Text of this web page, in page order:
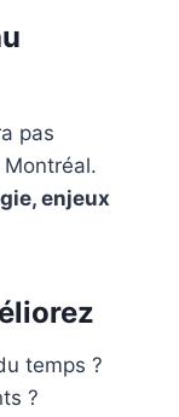
pas
enjeux
temps ?
?